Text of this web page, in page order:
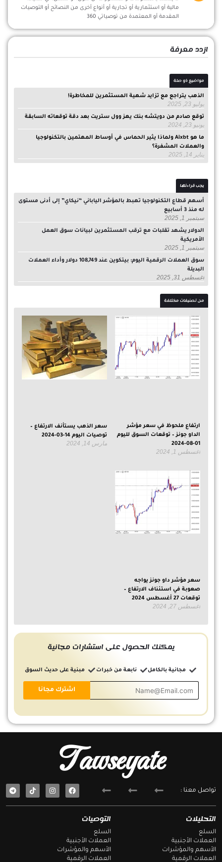
مالية أو استثمارية أو تجارية أو أنواع أخرى من النصائح أو التوصيات
المقدمة أو المعتمدة من توصياتي 360
ازدد معرفة
مواضيع ذو صلة
الذهب يتراجع مع تزايد شهية المستثمرين للمخاطرة!
يوليو 23, 2025
توقع صادم من دويتشه بنك يهز وول ستريت بعد دقة توقعاته السابقة
يونيو 23, 2024
ما هو Aixbt ولماذا يثير الحماس في أوساط المهتمين بالتكنولوجيا
والعملات المشفرة؟
يناير 14, 2025
يجب قراءتها
أسهم قطاع التكنولوجيا تهبط بالمؤشر الياباني “نيكاي” إلى أدنى مستوى
له منذ 3 أسابيع
سبتمبر 1, 2025
الدولار يشهد تقلبات مع ترقب المستثمرين لبيانات سوق العمل
الأمريكية
سبتمبر 1, 2025
سوق العملات الرقمية اليوم: بيتكوين عند 108,749 دولار وأداء العملات
البديلة
أغسطس 31, 2025
من تصنيفات مختلفة
ارتفاع ملحوظ في سعر مؤشر
الداو جونز – توقعات السوق لليوم
01-08-2024
أغسطس 1, 2024
سعر الذهب يستأنف الارتفاع –
توصيات اليوم 14-03-2024
مارس 14, 2024
سعر مؤشر داو جونز يواجه
صعوبة في استئناف الارتفاع –
توقعات 27 أغسطس 2024
أغسطس 27, 2024
يمكنك الحصول على استشارات مجانية
مجانية بالكامل نابعة من خبرات مبنية على حديث السوق
التوصيات
السلع
العملات الأجنبية
الأسهم والمؤشرات
العملات الرقمية
التحليلات
السلع
العملات الأجنبية
الأسهم والمؤشرات
العملات الرقمية
Tawseyate
تواصل معنا :
F
a
e
T
e
e